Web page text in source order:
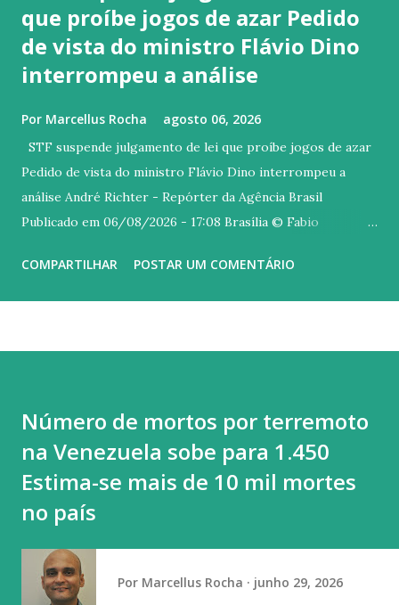
que proíbe jogos de azar Pedido
de vista do ministro Flávio Dino
interrompeu a análise
Por Marcellus Rocha agosto 06, 2026
STF suspende julgamento de lei que proíbe jogos de azar
Pedido de vista do ministro Flávio Dino interrompeu a
análise André Richter - Repórter da Agência Brasil
Publicado em 06/08/2026 - 17:08 Brasília © Fabio
Supremo Tribunal Federal (STF) decidiu nesta quinta-feira
Dino. O ministro entendeu que o julgamento também deve
envolver as apostas on-line , as chamadas bets. Para o
ministro, as ações que questionam a regulamentação
para retomada do julgamento não foi definida. "Não me
parece que nós possamos dar um tratamento rigoroso ao
jogo do bicho e ignorar este dragão que são os jogos
perversos das bets...
COMPARTILHAR POSTAR UM COMENTÁRIO
Número de mortos por terremoto
na Venezuela sobe para 1.450
Estima-se mais de 10 mil mortes
no país
Por Marcellus Rocha junho 29, 2026